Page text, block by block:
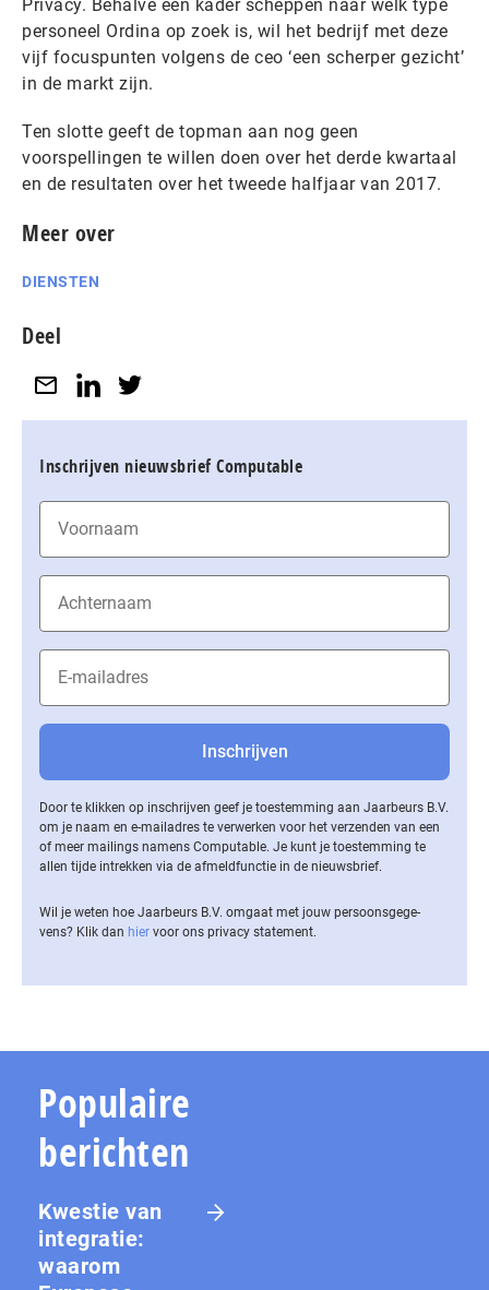
Privacy. Behalve een kader scheppen naar welk type
personeel Ordina op zoek is, wil het bedrijf met deze
vijf focuspunten volgens de ceo ‘een scherper gezicht’
in de markt zijn.
Ten slotte geeft de topman aan nog geen
voorspellingen te willen doen over het derde kwartaal
en de resultaten over het tweede halfjaar van 2017.
Meer over
DIENSTEN
Deel
Inschrijven nieuwsbrief Computable
Door te klikken op inschrijven geef je toestemming aan Jaarbeurs B.V.
om je naam en e-mailadres te verwerken voor het verzenden van een
of meer mailings namens Computable. Je kunt je toestemming te
allen tijde intrekken via de af­meld­func­tie in de nieuwsbrief.
Wil je weten hoe Jaarbeurs B.V. omgaat met jouw per­soons­ge­ge­
vens? Klik dan hier voor ons privacy statement.
Populaire
berichten
Kwestie van
integratie:
waarom